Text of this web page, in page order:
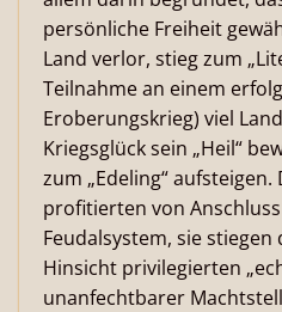
persönliche Freiheit
Land verlor, stieg zum
Teilnahme an einem
Eroberungskrieg) viel
Kriegsglück sein „Heil“
zum „Edeling“ aufsteigen.
profitierten von
Feudalsystem, sie
Hinsicht privilegierten
unanfechtbarer